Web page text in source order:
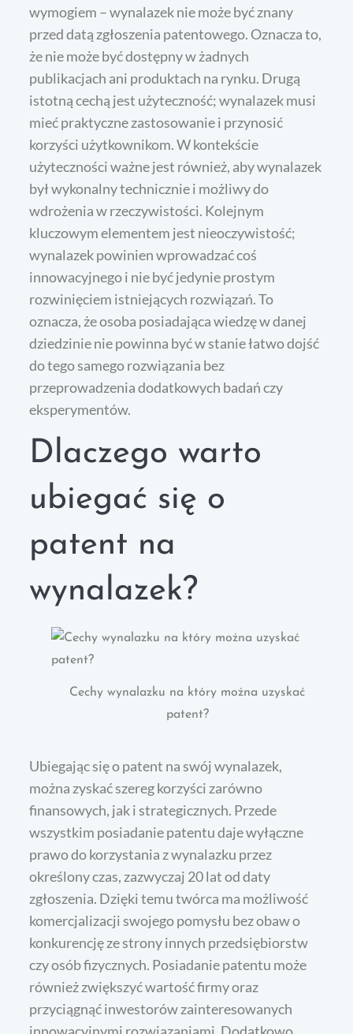
wymogiem – wynalazek nie może być znany
przed datą zgłoszenia patentowego. Oznacza to,
że nie może być dostępny w żadnych
publikacjach ani produktach na rynku. Drugą
istotną cechą jest użyteczność; wynalazek musi
mieć praktyczne zastosowanie i przynosić
korzyści użytkownikom. W kontekście
użyteczności ważne jest również, aby wynalazek
był wykonalny technicznie i możliwy do
wdrożenia w rzeczywistości. Kolejnym
kluczowym elementem jest nieoczywistość;
wynalazek powinien wprowadzać coś
innowacyjnego i nie być jedynie prostym
rozwinięciem istniejących rozwiązań. To
oznacza, że osoba posiadająca wiedzę w danej
dziedzinie nie powinna być w stanie łatwo dojść
do tego samego rozwiązania bez
przeprowadzenia dodatkowych badań czy
eksperymentów.
Dlaczego warto
ubiegać się o
patent na
wynalazek?
Cechy wynalazku na który można uzyskać
patent?
Ubiegając się o patent na swój wynalazek,
można zyskać szereg korzyści zarówno
finansowych, jak i strategicznych. Przede
wszystkim posiadanie patentu daje wyłączne
prawo do korzystania z wynalazku przez
określony czas, zazwyczaj 20 lat od daty
zgłoszenia. Dzięki temu twórca ma możliwość
komercjalizacji swojego pomysłu bez obaw o
konkurencję ze strony innych przedsiębiorstw
czy osób fizycznych. Posiadanie patentu może
również zwiększyć wartość firmy oraz
przyciągnąć inwestorów zainteresowanych